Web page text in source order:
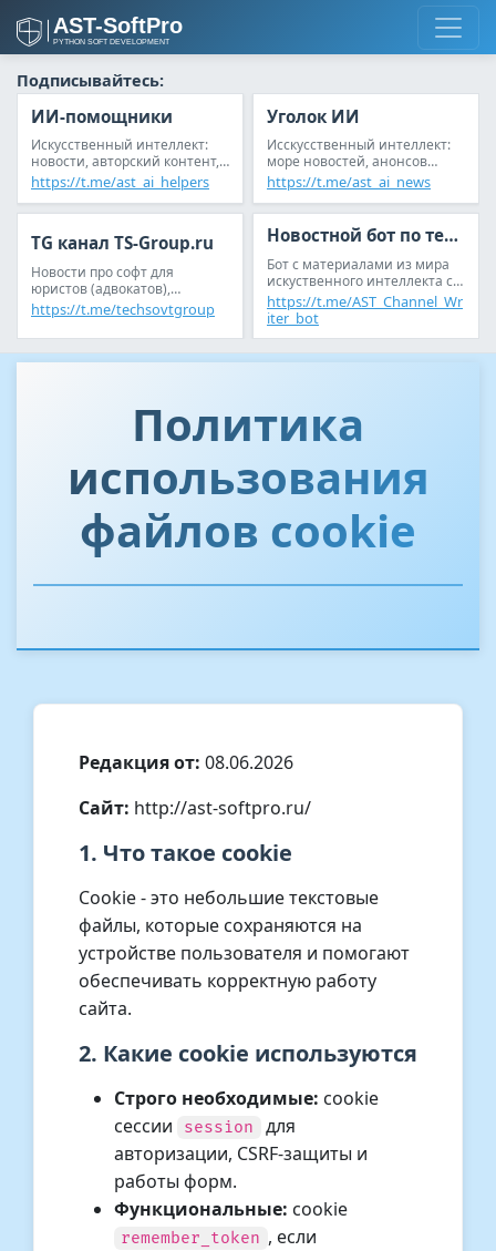
Подписывайтесь:
ИИ-помощники
Искусственный интеллект:
новости, авторский контент,
анонсы статьей, reddit
https://t.me/ast_ai_helpers
Уголок ИИ
Исскусственный интеллект:
море новостей, анонсов
статей и обсуждений
https://t.me/ast_ai_news
TG канал TS-Group.ru
Новости про софт для
юристов (адвокатов),
следователей (дознавателей)
https://t.me/techsovtgroup
Новостной бот по теме ИИ
Бот с материалами из мира
искуственного интеллекта с
возможностью настройки
новостной ленты под себя
https://t.me/AST_Channel_Wr
iter_bot
Политика
использования
файлов cookie
Редакция от: 08.06.2026
Сайт: http://ast-softpro.ru/
1. Что такое cookie
Cookie - это небольшие текстовые
файлы, которые сохраняются на
устройстве пользователя и помогают
обеспечивать корректную работу
сайта.
2. Какие cookie используются
Строго необходимые: cookie
сессии
session
для
авторизации, CSRF-защиты и
работы форм.
Функциональные: cookie
remember_token , если